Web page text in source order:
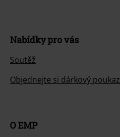
Nabídky pro vás
Soutěž
Objednejte si dárkový poukaz
O EMP